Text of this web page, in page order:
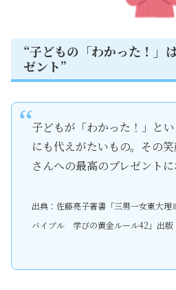
“子どもの「わかった！」
ゼント”
子どもが「わかった！」と
にも代えがたいもの。その
さんへの最高のプレゼントに
出典：佐藤亮子著書「三男一女東大
バイブル 学びの黄金ルール42」出版